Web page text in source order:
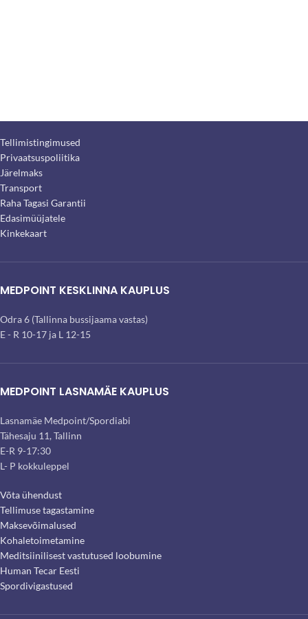
Tellimistingimused
Privaatsuspoliitika
Järelmaks
Transport
Raha Tagasi Garantii
Edasimüüjatele
Kinkekaart
MEDPOINT KESKLINNA KAUPLUS
Odra 6 (Tallinna bussijaama vastas)
E - R 10-17 ja L 12-15
MEDPOINT LASNAMÄE KAUPLUS
Lasnamäe Medpoint/Spordiabi
Tähesaju 11, Tallinn
E-R 9-17:30
L- P kokkuleppel
Võta ühendust
Tellimuse tagastamine
Maksevõimalused
Kohaletoimetamine
Meditsiinilisest vastutused loobumine
Human Tecar Eesti
Spordivigastused